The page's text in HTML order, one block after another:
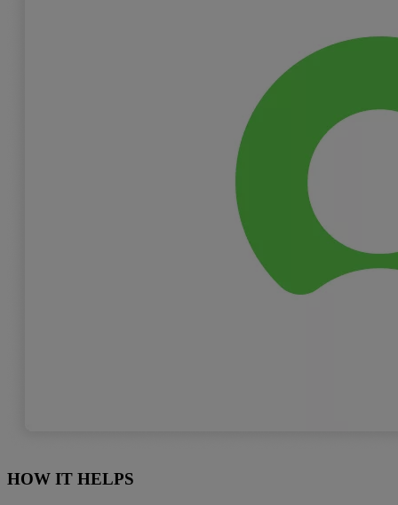
HOW IT HELPS